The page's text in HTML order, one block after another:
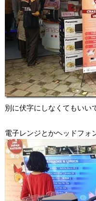
別に伏字にしなくてもいい
電子レンジとかヘッドフォ